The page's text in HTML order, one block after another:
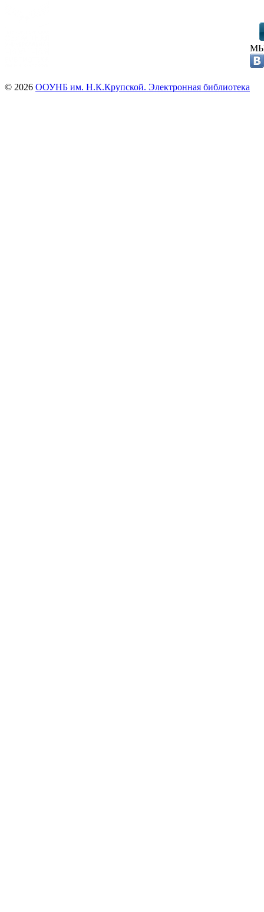
© 2026 ООУНБ им. Н.К.Крупской. Электронная библиотека